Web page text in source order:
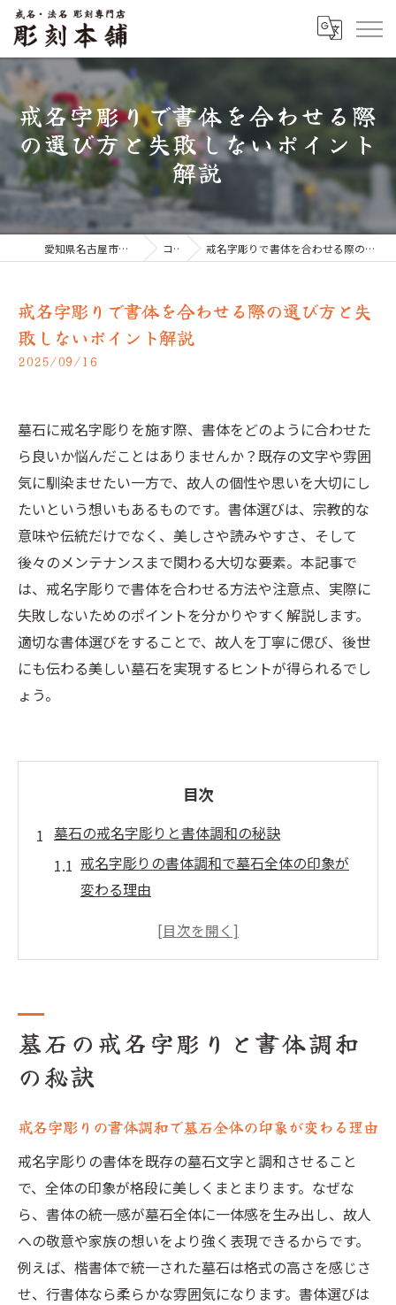
戒名字彫りで書体を合わせる際
の選び方と失敗しないポイント
解説
愛知県名古屋市のお墓なら彫刻本舗 コラム 戒名字彫りで書体を合わせる際の選び方と失敗しないポイント解説
戒名字彫りで書体を合わせる際の選び方と失
敗しないポイント解説
2025/09/16
墓石に戒名字彫りを施す際、書体をどのように合わせた
ら良いか悩んだことはありませんか？既存の文字や雰囲
気に馴染ませたい一方で、故人の個性や思いを大切にし
たいという想いもあるものです。書体選びは、宗教的な
意味や伝統だけでなく、美しさや読みやすさ、そして
後々のメンテナンスまで関わる大切な要素。本記事で
は、戒名字彫りで書体を合わせる方法や注意点、実際に
失敗しないためのポイントを分かりやすく解説します。
適切な書体選びをすることで、故人を丁寧に偲び、後世
にも伝わる美しい墓石を実現するヒントが得られるでし
ょう。
目次
墓石の戒名字彫りと書体調和の秘訣
戒名字彫りの書体調和で墓石全体の印象が
変わる理由
倶会一処の書体選びが戒名字彫りに与える
墓石側面文字に調和する戒名字彫りの工夫
墓石に戒名字彫りを加える際の注意点とポ
イント
やすらかに偲ぶための戒名字彫りと書体選
書体選びで失敗しない戒名字彫りの極意
戒名字彫りの書体比較で知る楷書体と行書
体の違い
戒名字彫りで重視したい視認性と伝統美の
両立方法
墓石の戒名字彫りと書体調和
の秘訣
戒名字彫りの書体調和で墓石全体の印象が変わる理由
戒名字彫りの書体を既存の墓石文字と調和させること
で、全体の印象が格段に美しくまとまります。なぜな
ら、書体の統一感が墓石全体に一体感を生み出し、故人
への敬意や家族の想いをより強く表現できるからです。
例えば、楷書体で統一された墓石は格式の高さを感じさ
せ、行書体なら柔らかな雰囲気になります。書体選びは